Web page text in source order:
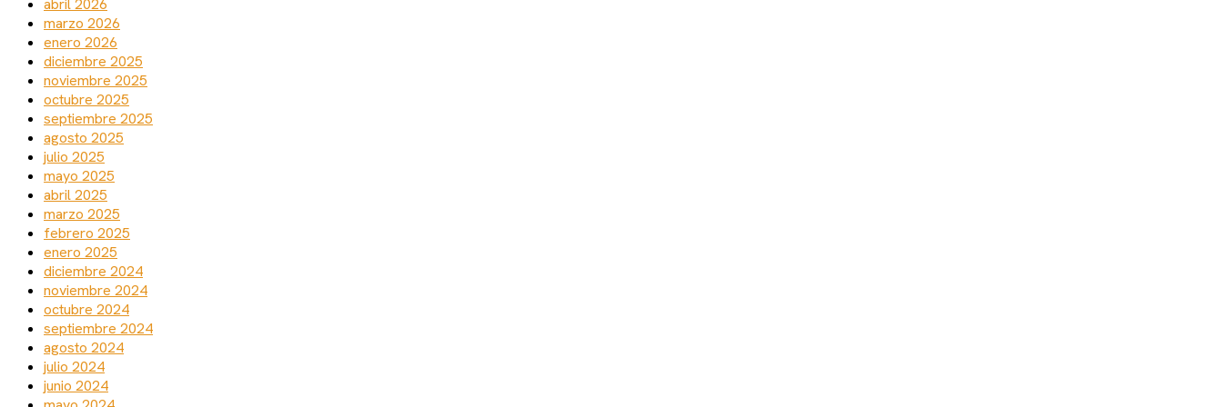
marzo 2026
enero 2026
diciembre 2025
noviembre 2025
octubre 2025
septiembre 2025
agosto 2025
julio 2025
mayo 2025
abril 2025
marzo 2025
febrero 2025
enero 2025
diciembre 2024
noviembre 2024
octubre 2024
septiembre 2024
agosto 2024
julio 2024
junio 2024